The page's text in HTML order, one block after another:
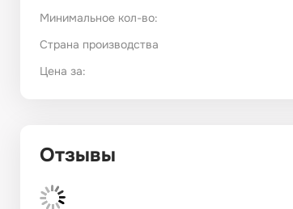
Минимальное кол-во:
Страна производства
Цена за:
Отзывы